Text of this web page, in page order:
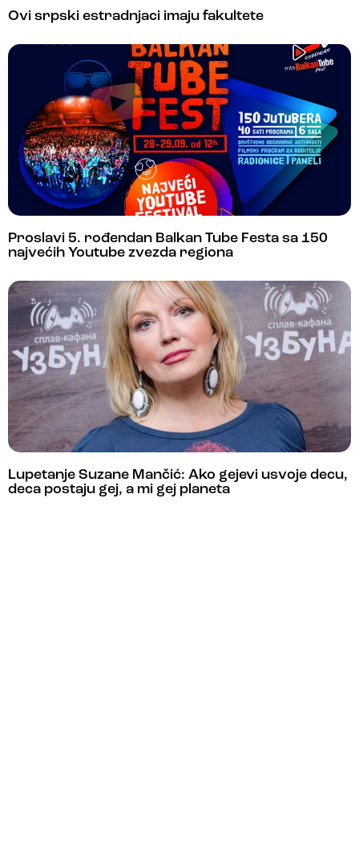
Ovi srpski estradnjaci imaju fakultete
Proslavi 5. rođendan Balkan Tube Festa sa 150
najvećih Youtube zvezda regiona
Lupetanje Suzane Mančić: Ako gejevi usvoje decu,
deca postaju gej, a mi gej planeta